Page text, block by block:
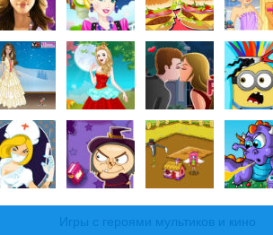
Игры с героями мультиков и кино